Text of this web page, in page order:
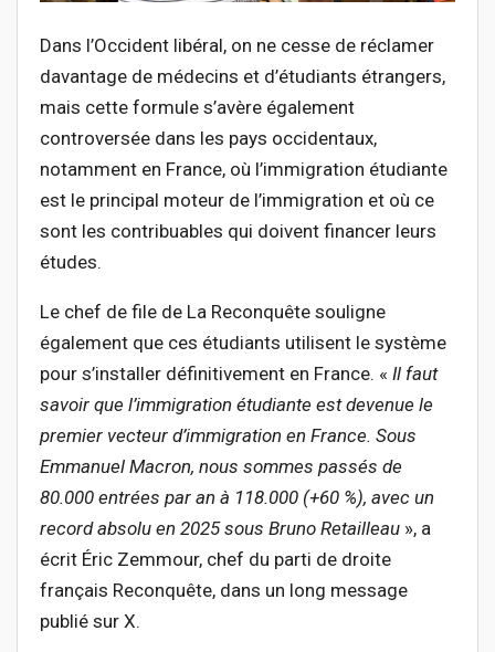
Dans l’Occident libéral, on ne cesse de réclamer
davantage de médecins et d’étudiants étrangers,
mais cette formule s’avère également
controversée dans les pays occidentaux,
notamment en France, où l’immigration étudiante
est le principal moteur de l’immigration et où ce
sont les contribuables qui doivent financer leurs
études.
Le chef de file de La Reconquête souligne
également que ces étudiants utilisent le système
pour s’installer définitivement en France. « Il faut
savoir que l’immigration étudiante est devenue le
premier vecteur d’immigration en France. Sous
Emmanuel Macron, nous sommes passés de
80.000 entrées par an à 118.000 (+60 %), avec un
record absolu en 2025 sous Bruno Retailleau », a
écrit Éric Zemmour, chef du parti de droite
français Reconquête, dans un long message
publié sur X.